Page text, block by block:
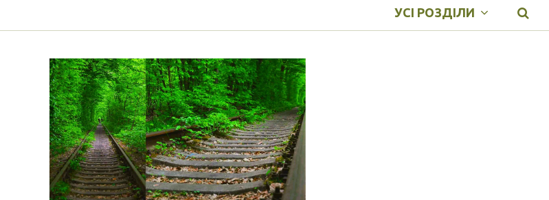
УСІ РОЗДІЛИ